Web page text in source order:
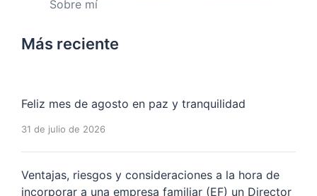
Sobre mí
Más reciente
Feliz mes de agosto en paz y tranquilidad
31 de julio de 2026
Ventajas, riesgos y consideraciones a la hora de
incorporar a una empresa familiar (EF) un Director